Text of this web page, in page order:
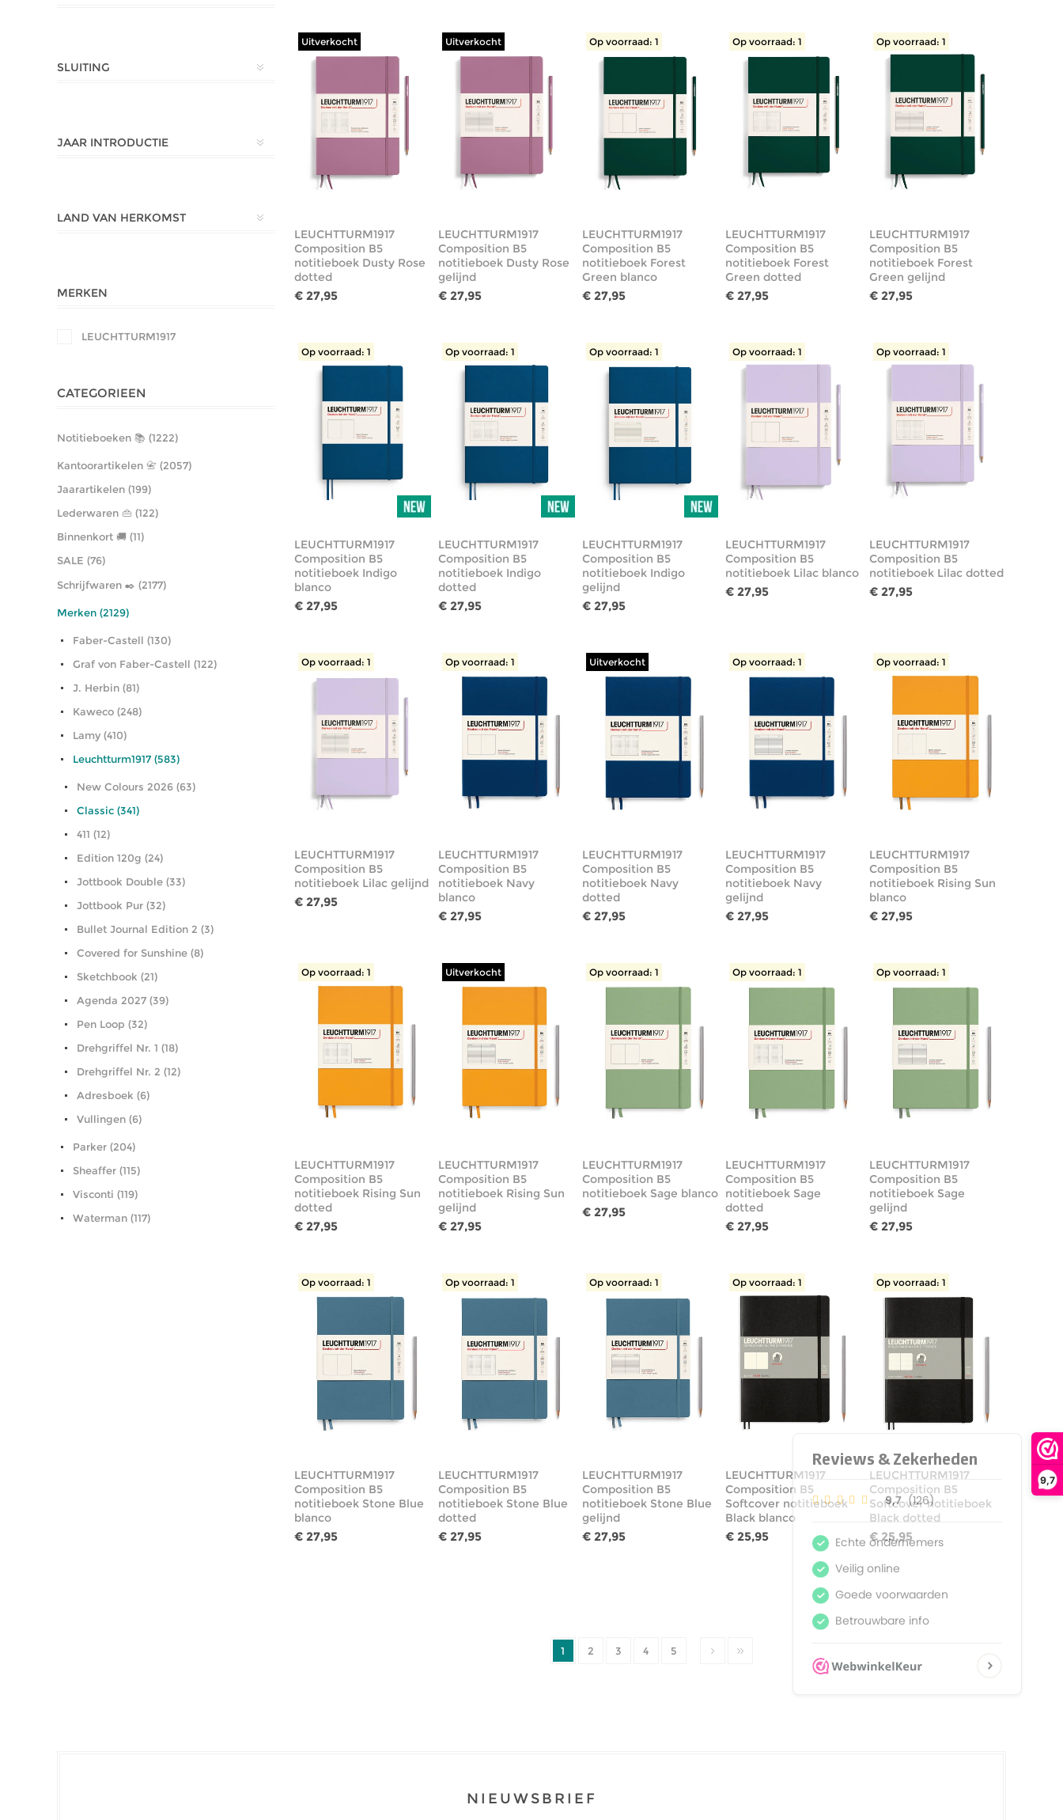
9,7
Uitverkocht
LEUCHTTURM1917
Composition B5
notitieboek Dusty Rose
dotted
€ 27,95
Uitverkocht
LEUCHTTURM1917
Composition B5
notitieboek Dusty Rose
gelijnd
€ 27,95
Op voorraad: 1
LEUCHTTURM1917
Composition B5
notitieboek Forest
Green blanco
€ 27,95
Op voorraad: 1
LEUCHTTURM1917
Composition B5
notitieboek Forest
Green dotted
€ 27,95
Op voorraad: 1
LEUCHTTURM1917
Composition B5
notitieboek Forest
Green gelijnd
€ 27,95
Op voorraad: 1
LEUCHTTURM1917
Composition B5
notitieboek Indigo
blanco
€ 27,95
Op voorraad: 1
LEUCHTTURM1917
Composition B5
notitieboek Indigo
dotted
€ 27,95
Op voorraad: 1
LEUCHTTURM1917
Composition B5
notitieboek Indigo
gelijnd
€ 27,95
Op voorraad: 1
LEUCHTTURM1917
Composition B5
notitieboek Lilac blanco
€ 27,95
Op voorraad: 1
LEUCHTTURM1917
Composition B5
notitieboek Lilac dotted
€ 27,95
Op voorraad: 1
LEUCHTTURM1917
Composition B5
notitieboek Lilac gelijnd
€ 27,95
Op voorraad: 1
LEUCHTTURM1917
Composition B5
notitieboek Navy
blanco
€ 27,95
Uitverkocht
LEUCHTTURM1917
Composition B5
notitieboek Navy
dotted
€ 27,95
Op voorraad: 1
LEUCHTTURM1917
Composition B5
notitieboek Navy
gelijnd
€ 27,95
Op voorraad: 1
LEUCHTTURM1917
Composition B5
notitieboek Rising Sun
blanco
€ 27,95
Op voorraad: 1
LEUCHTTURM1917
Composition B5
notitieboek Rising Sun
dotted
€ 27,95
Uitverkocht
LEUCHTTURM1917
Composition B5
notitieboek Rising Sun
gelijnd
€ 27,95
Op voorraad: 1
LEUCHTTURM1917
Composition B5
notitieboek Sage blanco
€ 27,95
Op voorraad: 1
LEUCHTTURM1917
Composition B5
notitieboek Sage
dotted
€ 27,95
Op voorraad: 1
LEUCHTTURM1917
Composition B5
notitieboek Sage
gelijnd
€ 27,95
Op voorraad: 1
LEUCHTTURM1917
Composition B5
notitieboek Stone Blue
blanco
€ 27,95
Op voorraad: 1
LEUCHTTURM1917
Composition B5
notitieboek Stone Blue
dotted
€ 27,95
Op voorraad: 1
LEUCHTTURM1917
Composition B5
notitieboek Stone Blue
gelijnd
€ 27,95
Op voorraad: 1
LEUCHTTURM1917
Composition B5
Softcover notitieboek
Black blanco
€ 25,95
Op voorraad: 1
LEUCHTTURM1917
Composition B5
Softcover notitieboek
Black dotted
€ 25,95
1 2 3 4 5
SLUITING
JAAR INTRODUCTIE
LAND VAN HERKOMST
MERKEN
LEUCHTTURM1917
CATEGORIEEN
Notitieboeken 📚 (1222)
Kantoorartikelen 📇 (2057)
Jaarartikelen (199)
Lederwaren 👜 (122)
Binnenkort 🚚 (11)
SALE (76)
Schrijfwaren ✒️ (2177)
Merken (2129)
Faber-Castell (130)
Graf von Faber-Castell (122)
J. Herbin (81)
Kaweco (248)
Lamy (410)
Leuchtturm1917 (583)
New Colours 2026 (63)
Classic (341)
411 (12)
Edition 120g (24)
Jottbook Double (33)
Jottbook Pur (32)
Bullet Journal Edition 2 (3)
Covered for Sunshine (8)
Sketchbook (21)
Agenda 2027 (39)
Pen Loop (32)
Drehgriffel Nr. 1 (18)
Drehgriffel Nr. 2 (12)
Adresboek (6)
Vullingen (6)
Parker (204)
Sheaffer (115)
Visconti (119)
Waterman (117)
NIEUWSBRIEF